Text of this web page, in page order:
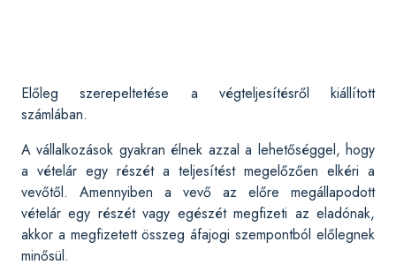
Előleg szerepeltetése a végteljesítésről kiállított
számlában.
A vállalkozások gyakran élnek azzal a lehetőséggel, hogy
a vételár egy részét a teljesítést megelőzően elkéri a
vevőtől. Amennyiben a vevő az előre megállapodott
vételár egy részét vagy egészét megfizeti az eladónak,
akkor a megfizetett összeg áfajogi szempontból előlegnek
minősül.